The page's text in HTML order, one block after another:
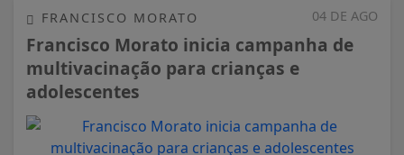
04 DE AGO
FRANCISCO MORATO
Francisco Morato inicia campanha de
multivacinação para crianças e
adolescentes